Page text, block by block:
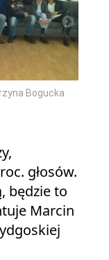
Bogucka
głosów.
będzie to
Marcin